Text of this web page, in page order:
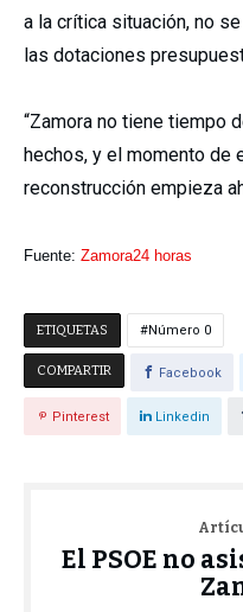
a la crítica situación, no
las dotaciones
“Zamora no tiene tiempo
hechos, y el momento de
reconstrucción empieza
Fuente: Zamora24 horas
ETIQUETAS Número 0
COMPARTIR Facebook
Pinterest Linkedin
El PSOE no